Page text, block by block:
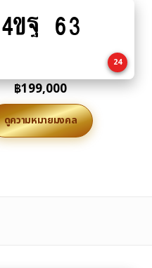
Add
to
4ขฐ 63
24
฿199,000
ดูความหมายมงคล